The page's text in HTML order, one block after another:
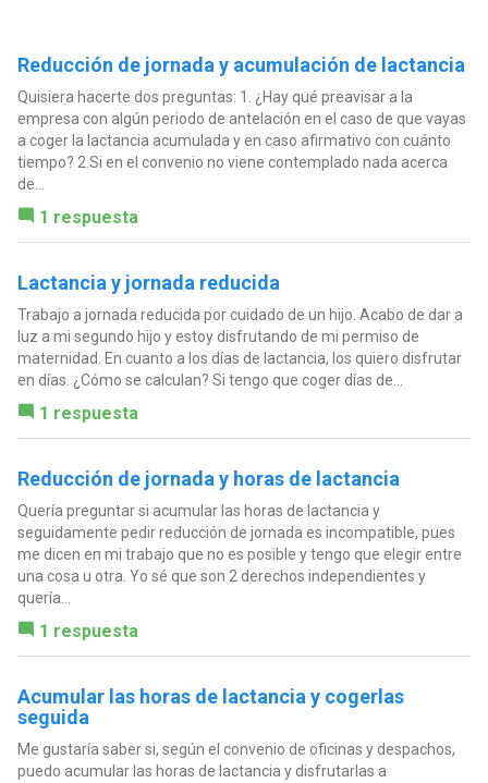
Reducción de jornada y acumulación de lactancia
Quisiera hacerte dos preguntas: 1. ¿Hay qué preavisar a la
empresa con algún periodo de antelación en el caso de que vayas
a coger la lactancia acumulada y en caso afirmativo con cuánto
tiempo? 2.Si en el convenio no viene contemplado nada acerca
de...
1 respuesta
Lactancia y jornada reducida
Trabajo a jornada reducida por cuidado de un hijo. Acabo de dar a
luz a mi segundo hijo y estoy disfrutando de mi permiso de
maternidad. En cuanto a los días de lactancia, los quiero disfrutar
en días. ¿Cómo se calculan? Si tengo que coger días de...
1 respuesta
Reducción de jornada y horas de lactancia
Quería preguntar si acumular las horas de lactancia y
seguidamente pedir reducción de jornada es incompatible, pues
me dicen en mi trabajo que no es posible y tengo que elegir entre
una cosa u otra. Yo sé que son 2 derechos independientes y
quería...
1 respuesta
Acumular las horas de lactancia y cogerlas
seguida
Me gustaría saber si, según el convenio de oficinas y despachos,
puedo acumular las horas de lactancia y disfrutarlas a